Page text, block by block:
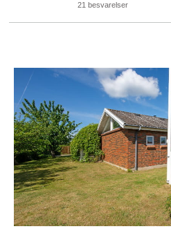
SALG AF DIN EJENDOM
ambitiøse i området. Vi tilbyder
er optaget af, at sikre vores kunder
alt hvad vi gør, er det vores
sig trygge og taget godt i hånden
KØBERRÅDGIVNING
Vi tilbyder certificeret
hele bolighandlen. Det
21 besvarelser